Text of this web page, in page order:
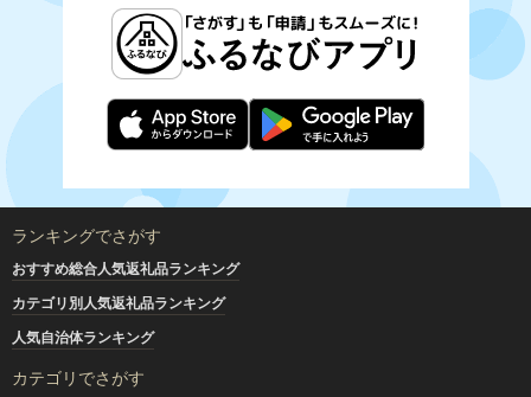
ランキングでさがす
おすすめ総合人気返礼品ランキング
カテゴリ別人気返礼品ランキング
人気自治体ランキング
カテゴリでさがす